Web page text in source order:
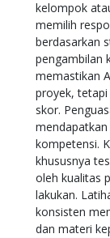
kelompok
memilih
berdasarkan
pengambilan
memastikan
proyek,
skor.
kompetensi.
khususnya
oleh kualitas
lakukan.
konsisten
dan materi